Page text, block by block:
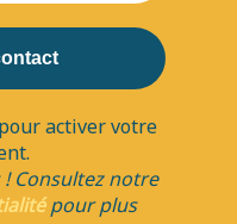
activer votre
Consultez notre
pour plus